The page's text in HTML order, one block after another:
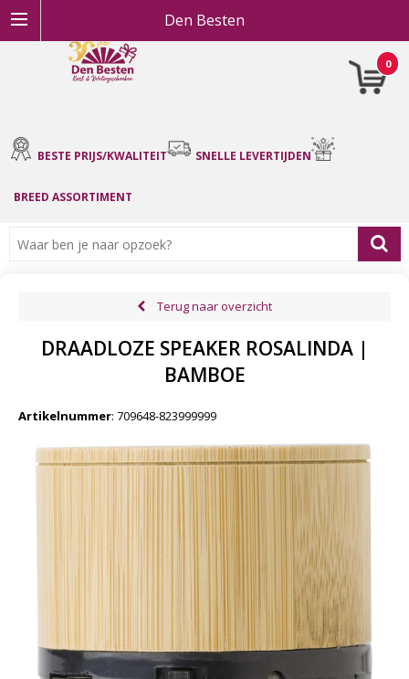
Den Besten
0
BESTE PRIJS/KWALITEIT SNELLE LEVERTIJDEN
BREED ASSORTIMENT
Terug naar overzicht
DRAADLOZE SPEAKER ROSALINDA |
BAMBOE
Artikelnummer: 709648-823999999